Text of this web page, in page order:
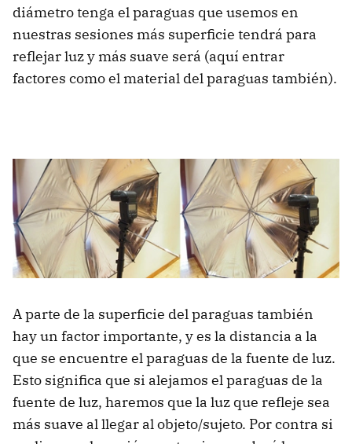
diámetro tenga el paraguas que usemos en
nuestras sesiones más superficie tendrá para
reflejar luz y más suave será (aquí entrar
factores como el material del paraguas también).
A parte de la superficie del paraguas también
hay un factor importante, y es la distancia a la
que se encuentre el paraguas de la fuente de luz.
Esto significa que si alejamos el paraguas de la
fuente de luz, haremos que la luz que refleje sea
más suave al llegar al objeto/sujeto. Por contra si